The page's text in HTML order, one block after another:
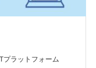
プラットフォーム